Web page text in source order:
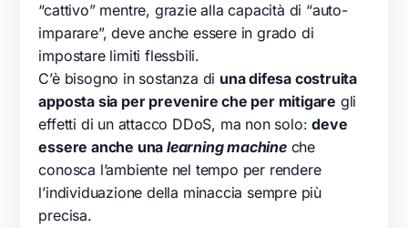
“cattivo” mentre, grazie alla capacità di “auto-
imparare”, deve anche essere in grado di
impostare limiti flessbili.
C’è bisogno in sostanza di una difesa costruita
apposta sia per prevenire che per mitigare gli
effetti di un attacco DDoS, ma non solo:deve
essere anche una learning machineche
conosca l’ambiente nel tempo per rendere
l’individuazione della minaccia sempre più
precisa.